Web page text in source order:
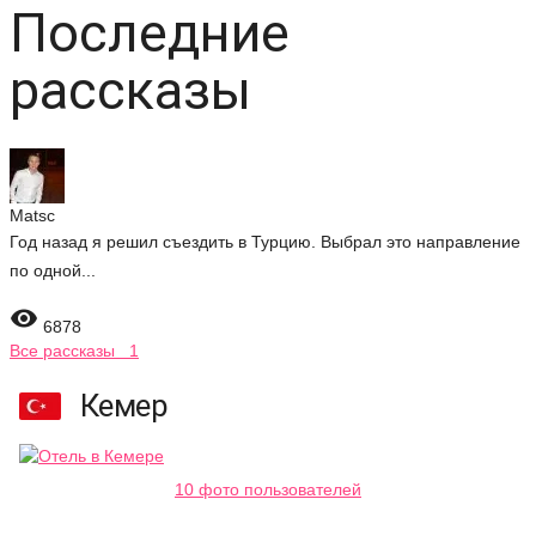
Последние
рассказы
Matsc
Год назад я решил съездить в Турцию. Выбрал это направление
по одной...
 6878
Все рассказы 1
Кемер
10 фото пользователей